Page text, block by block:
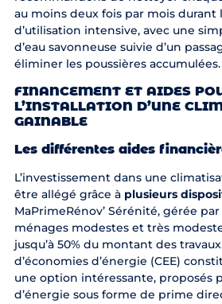
au moins deux fois par mois durant
d’utilisation intensive, avec une
d’eau savonneuse suivie d’un
éliminer les poussières accumulées.
FINANCEMENT ET AIDES
L’INSTALLATION D’UNE
GAINABLE
Les différentes aides
L’investissement dans une
être allégé grâce à plusieurs
MaPrimeRénov’ Sérénité, gérée par
ménages modestes et très
jusqu’à 50% du montant des
d’économies d’énergie (CEE)
une option intéressante, proposés
d’énergie sous forme de prime